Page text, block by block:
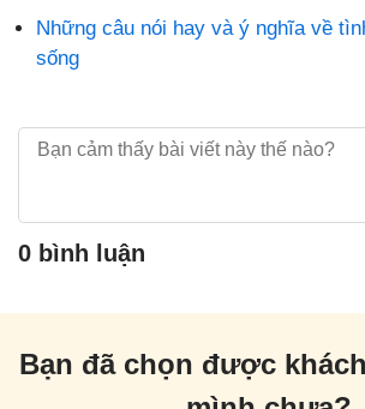
Những câu nói hay và ý nghĩa về
sống
0 bình luận
Bạn đã chọn được